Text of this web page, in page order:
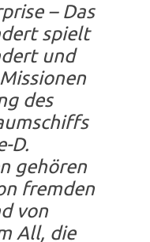
– Das
spielt
und
des
D.
gehören
fremden
von
All, die